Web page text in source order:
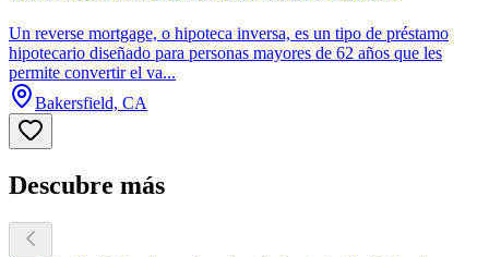
Un reverse mortgage, o hipoteca inversa, es un tipo de préstamo
hipotecario diseñado para personas mayores de 62 años que les
permite convertir el va...
Bakersfield, CA
Descubre más